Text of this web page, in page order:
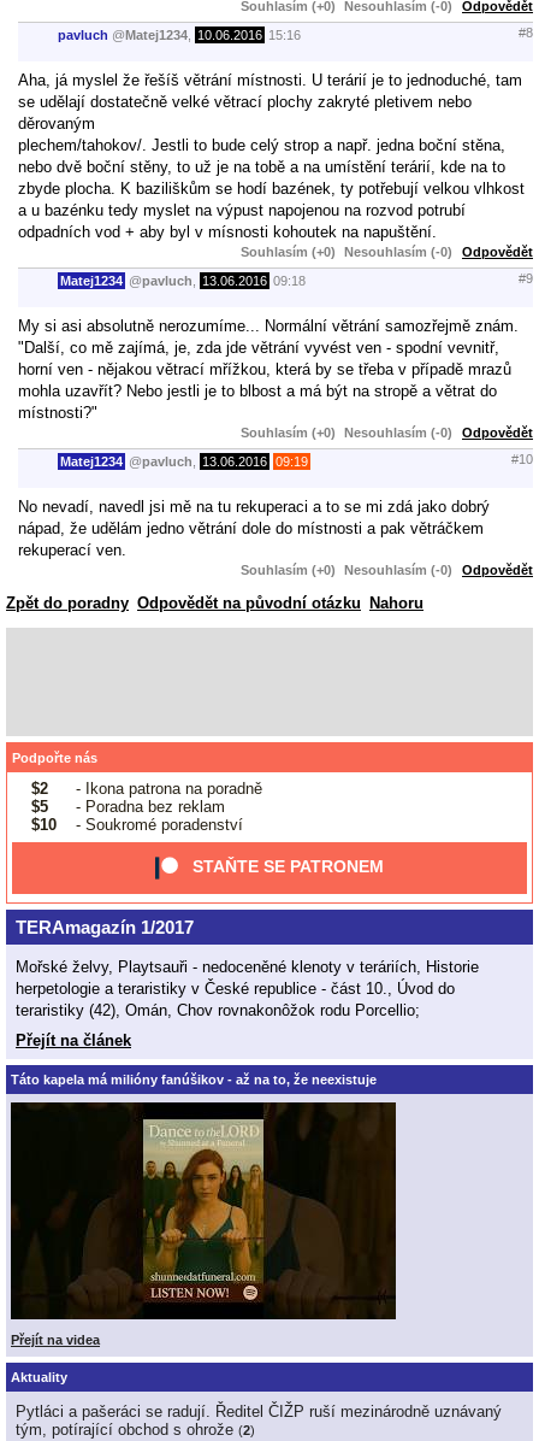
Souhlasím (+0) Nesouhlasím (-0) Odpovědět
pavluch @Matej1234 10.06.2016 15:16 #8
Aha, já myslel že řešíš větrání místnosti. U terárií je to jednoduché, tam
se udělají dostatečně velké větrací plochy zakryté pletivem nebo
děrovaným
plechem/tahokov/. Jestli to bude celý strop a např. jedna boční stěna,
nebo dvě boční stěny, to už je na tobě a na umístění terárií, kde na to
zbyde plocha. K baziliškům se hodí bazének, ty potřebují velkou vlhkost
a u bazénku tedy myslet na výpust napojenou na rozvod potrubí
odpadních vod + aby byl v mísnosti kohoutek na napuštění.
Souhlasím (+0) Nesouhlasím (-0) Odpovědět
Matej1234 @pavluch 13.06.2016 09:18 #9
My si asi absolutně nerozumíme... Normální větrání samozřejmě znám.
"Další, co mě zajímá, je, zda jde větrání vyvést ven - spodní vevnitř,
horní ven - nějakou větrací mřížkou, která by se třeba v případě mrazů
mohla uzavřít? Nebo jestli je to blbost a má být na stropě a větrat do
místnosti?"
Souhlasím (+0) Nesouhlasím (-0) Odpovědět
Matej1234 @pavluch 13.06.2016 09:19 #10
No nevadí, navedl jsi mě na tu rekuperaci a to se mi zdá jako dobrý
nápad, že udělám jedno větrání dole do místnosti a pak větráčkem
rekuperací ven.
Souhlasím (+0) Nesouhlasím (-0) Odpovědět
Zpět do poradny Odpovědět na původní otázku Nahoru
Podpořte nás
$2
- Ikona patrona na poradně
$5
- Poradna bez reklam
$10
- Soukromé poradenství
STAŇTE SE PATRONEM
TERAmagazín 1/2017
Mořské želvy, Playtsauři - nedoceněné klenoty v teráriích, Historie
herpetologie a teraristiky v České republice - část 10., Úvod do
teraristiky (42), Omán, Chov rovnakonôžok rodu Porcellio;
Přejít na článek
Táto kapela má milióny fanúšikov - až na to, že neexistuje
Přejít na videa
Aktuality
Pytláci a pašeráci se radují. Ředitel ČIŽP ruší mezinárodně uznávaný
tým, potírající obchod s ohrože (2)